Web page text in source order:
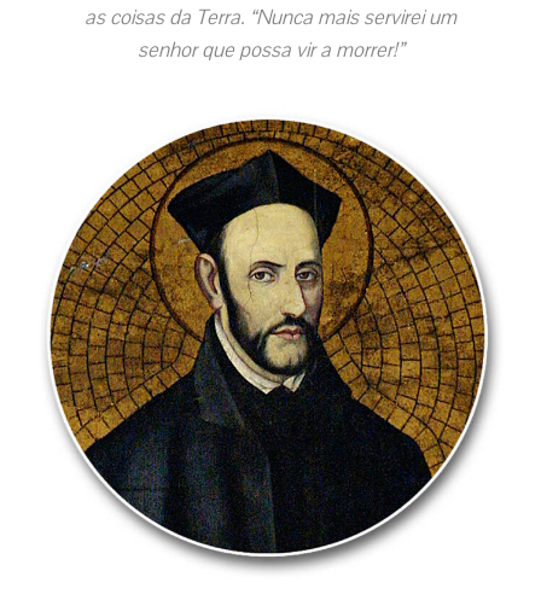
as coisas da Terra. “Nunca mais servirei um
senhor que possa vir a morrer!”